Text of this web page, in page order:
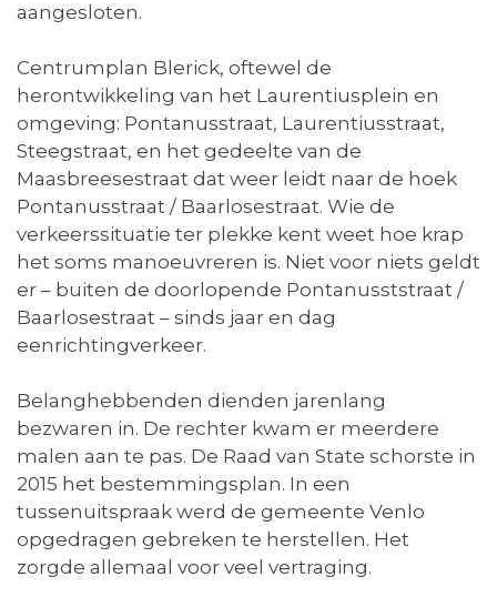
aangesloten.
Centrumplan Blerick, oftewel de
herontwikkeling van het Laurentiusplein en
omgeving: Pontanusstraat, Laurentiusstraat,
Steegstraat, en het gedeelte van de
Maasbreesestraat dat weer leidt naar de hoek
Pontanusstraat / Baarlosestraat. Wie de
verkeerssituatie ter plekke kent weet hoe krap
het soms manoeuvreren is. Niet voor niets geldt
er – buiten de doorlopende Pontanusststraat /
Baarlosestraat – sinds jaar en dag
eenrichtingverkeer.
Belanghebbenden dienden jarenlang
bezwaren in. De rechter kwam er meerdere
malen aan te pas. De Raad van State schorste in
2015 het bestemmingsplan. In een
tussenuitspraak werd de gemeente Venlo
opgedragen gebreken te herstellen. Het
zorgde allemaal voor veel vertraging.